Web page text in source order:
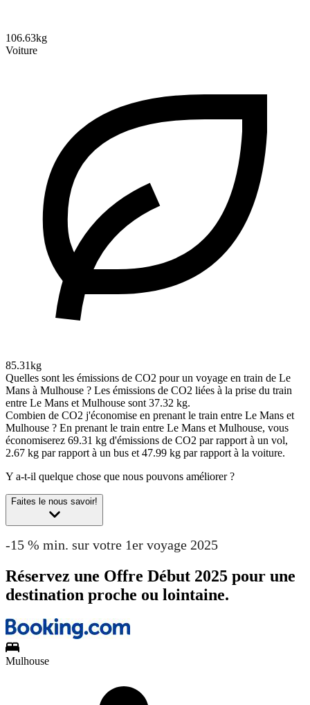
106.63kg
Voiture
85.31kg
Quelles sont les émissions de CO2 pour un voyage en train de Le
Mans à Mulhouse ? Les émissions de CO2 liées à la prise du train
entre Le Mans et Mulhouse sont 37.32 kg.
Combien de CO2 j'économise en prenant le train entre Le Mans et
Mulhouse ? En prenant le train entre Le Mans et Mulhouse, vous
économiserez 69.31 kg d'émissions de CO2 par rapport à un vol,
2.67 kg par rapport à un bus et 47.99 kg par rapport à la voiture.
Y a-t-il quelque chose que nous pouvons améliorer ?
Faites le nous savoir!
-15 % min. sur votre 1er voyage 2025
Réservez une Offre Début 2025 pour une
destination proche ou lointaine.
Mulhouse